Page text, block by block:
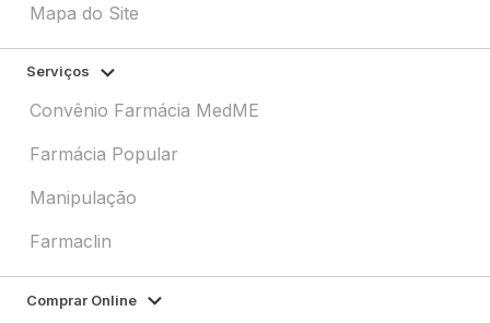
Mapa do Site
Serviços
Convênio Farmácia MedME
Farmácia Popular
Manipulação
Farmaclin
Comprar Online